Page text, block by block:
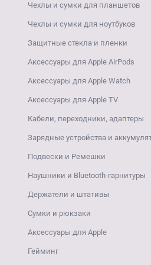
Чехлы и сумки для планшетов
Чехлы и сумки для ноутбуков
Защитные стекла и пленки
Аксессуары для Apple AirPods
Аксессуары для Apple Watch
Аксессуары для Apple TV
Кабели, переходники, адаптеры
Зарядные устройства и
Подвески и Ремешки
Наушники и Bluetooth-гарнитуры
Держатели и штативы
Сумки и рюкзаки
Аксессуары для Apple
Гейминг